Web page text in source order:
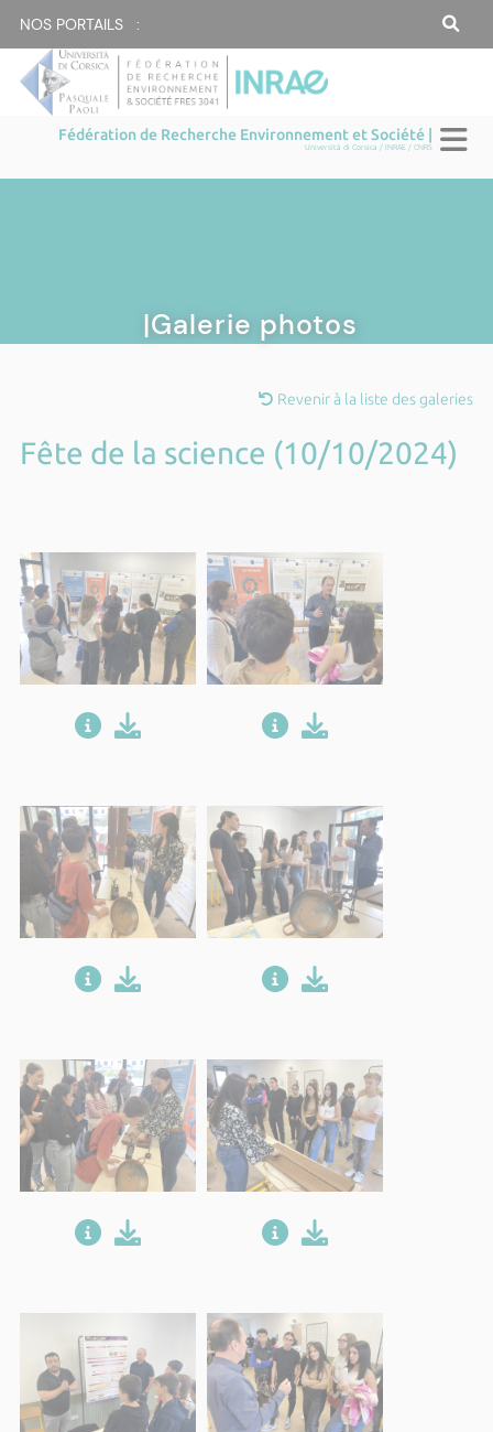
NOS PORTAILS :
Fédération de Recherche Environnement et Société |
Università di Corsica / INRAE / CNRS
|Galerie photos
Revenir à la liste des galeries
Fête de la science (10/10/2024)